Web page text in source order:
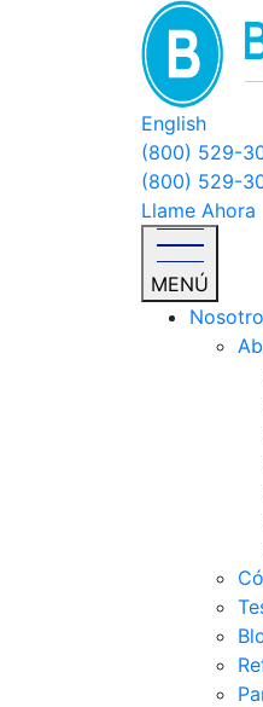
English
(800) 529-
(800) 529-
Llame Ahora
MENÚ